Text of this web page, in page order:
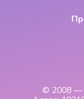
© 2008 —